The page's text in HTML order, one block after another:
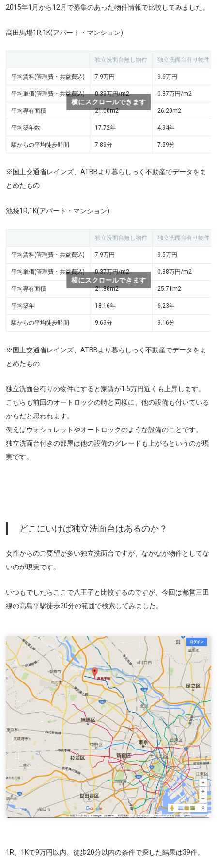
2015年1月から12月で募集のあった物件情報で比較してみました。
高田馬場1R,1K(アパート・マンション)
独立洗面台無し物件 独立洗面台有り物件
平均賃料(管理費・共益費込) 7.9万円 9.6万円
平均単価(管理費・共益費込) 0.39万円/m2 0.37万円/m2
平均専有面積 21.00m2 26.20m2
平均築年数 17.72年 4.94年
駅からの平均徒歩時間 7.89分 7.59分
横にスクロールできます
※国土交通省レインズ、ATBBより暮らしっく不動産でデータをま
とめたもの
池袋1R,1K(アパート・マンション)
独立洗面台無し物件 独立洗面台有り物件
平均賃料(管理費・共益費込) 7.9万円 9.5万円
平均単価(管理費・共益費込) 0.37万円/m2 0.38万円/m2
平均専有面積 21.86m2 25.71m2
平均築年 18.16年 6.23年
駅からの平均徒歩時間 9.69分 9.16分
横にスクロールできます
※国土交通省レインズ、ATBBより暮らしっく不動産でデータをま
とめたもの
独立洗面台有りの物件にすると家賃が1.5万円近くも上昇します。
こちらも前回のオートロックの時と同様に、他の設備も付いている
からだと思われます。
例えばウォシュレットやオートロックのような設備のことです。
独立洗面台付きの部屋は他の設備のグレードも上がるというのが現
実です。
どこにいけば独立洗面台はあるのか？
女性からのご要望が多い独立洗面台ですが、なかなか物件としてな
いのが現実です。
いつもでしたらここで八王子と比較するのですが、今回は都営三田
線の高島平駅徒歩20分の範囲で検索してみました。
1R、1Kで9万円以内、徒歩20分以内の条件で探した結果は39件。